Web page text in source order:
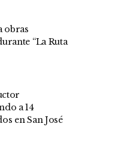
obras
“La Ruta
a 14
en San José